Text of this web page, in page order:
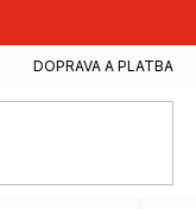
DOPRAVA A PLATBA